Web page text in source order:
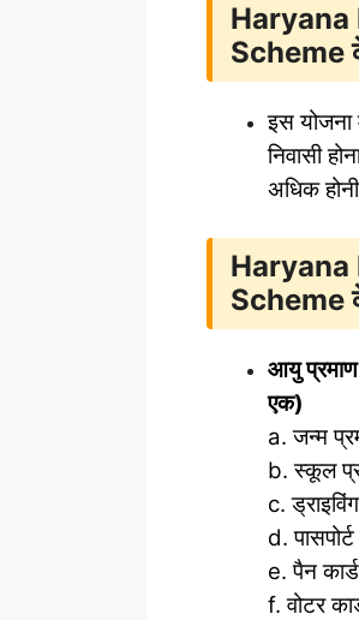
Scheme
इस
निवासी
अधिक
आयु
एक)
a. जन्म
b. स्कूल
c.
d. पासपोर्ट
e. पैन
f. वोटर